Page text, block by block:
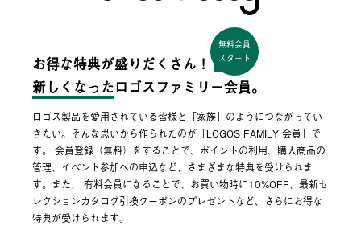
お得な特典が盛りだくさん！
無料会員
スタート
新しくなった ロゴスファミリー会員。
ロゴス製品を愛用されている皆様と「家族」のようにつながってい
きたい。そんな思いから作られたのが「LOGOS FAMILY 会員」で
す。 会員登録（無料）をすることで、ポイントの利用、購入商品の
管理、イベント参加への申込など、さまざまな特典を受けられま
す。また、 有料会員になることで、お買い物時に10%OFF、最新セ
レクションカタログ引換クーポンのプレゼントなど、さらにお得な
特典が受けられます。